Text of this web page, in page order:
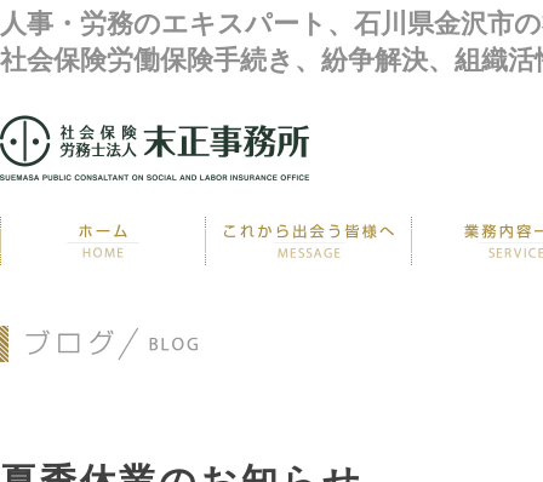
人事・労務のエキスパート、石川県金沢市
社会保険労働保険手続き、紛争解決、組織